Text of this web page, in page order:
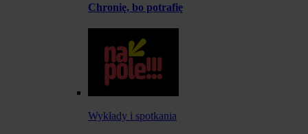
Chronię, bo potrafię
Wykłady i spotkania